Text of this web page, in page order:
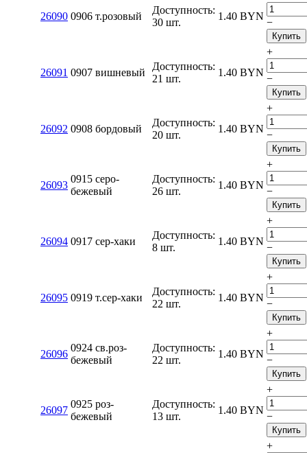
26090 0906 т.розовый
Доступность:
30 шт.
1.40 BYN
−
Купить
26091 0907 вишневый
Доступность:
21 шт.
1.40 BYN
+
−
Купить
26092 0908 бордовый
Доступность:
20 шт.
1.40 BYN
+
−
Купить
26093
0915 серо-
бежевый
Доступность:
26 шт.
1.40 BYN
+
−
Купить
26094 0917 сер-хаки
Доступность:
8 шт.
1.40 BYN
+
−
Купить
26095 0919 т.сер-хаки
Доступность:
22 шт.
1.40 BYN
+
−
Купить
26096
0924 св.роз-
бежевый
Доступность:
22 шт.
1.40 BYN
+
−
Купить
26097
0925 роз-
бежевый
Доступность:
13 шт.
1.40 BYN
+
−
Купить
+